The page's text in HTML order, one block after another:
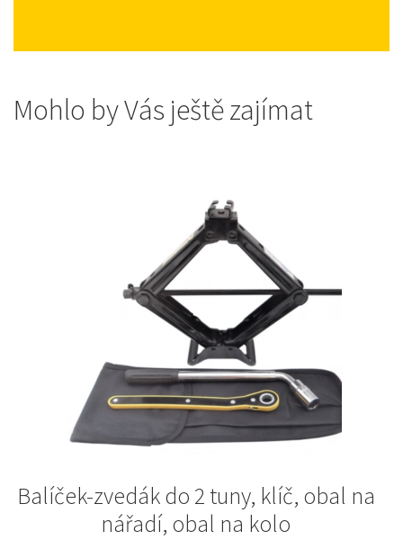
Mohlo by Vás ještě zajímat
Balíček-zvedák do 2 tuny, klíč, obal na
nářadí, obal na kolo